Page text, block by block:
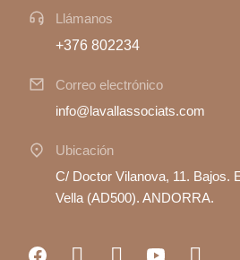
Llámanos
+376 802234
Correo electrónico
info@lavallassociats.com
Ubicación
C/ Doctor Vilanova, 11. Bajos.
Vella (AD500). ANDORRA.